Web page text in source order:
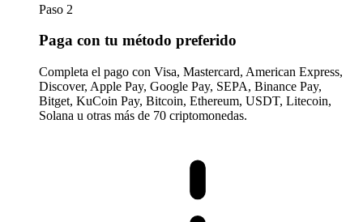
Paso 2
Paga con tu método preferido
Completa el pago con Visa, Mastercard, American Express,
Discover, Apple Pay, Google Pay, SEPA, Binance Pay,
Bitget, KuCoin Pay, Bitcoin, Ethereum, USDT, Litecoin,
Solana u otras más de 70 criptomonedas.